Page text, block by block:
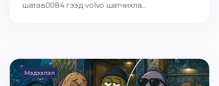
шатав0084 гээд volvo шатчихла...
Мэдээлэл